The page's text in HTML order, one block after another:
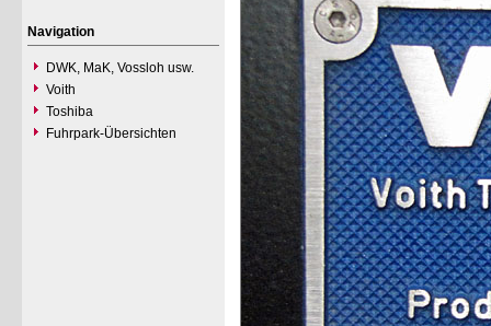
Navigation
DWK, MaK, Vossloh usw.
Voith
Toshiba
Fuhrpark-Übersichten